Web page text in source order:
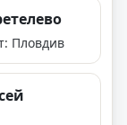
Пловдив